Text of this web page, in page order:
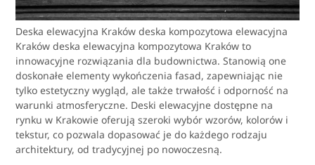
Deska elewacyjna Kraków deska kompozytowa elewacyjna
Kraków deska elewacyjna kompozytowa Kraków to
innowacyjne rozwiązania dla budownictwa. Stanowią one
doskonałe elementy wykończenia fasad, zapewniając nie
tylko estetyczny wygląd, ale także trwałość i odporność na
warunki atmosferyczne. Deski elewacyjne dostępne na
rynku w Krakowie oferują szeroki wybór wzorów, kolorów i
tekstur, co pozwala dopasować je do każdego rodzaju
architektury, od tradycyjnej po nowoczesną.